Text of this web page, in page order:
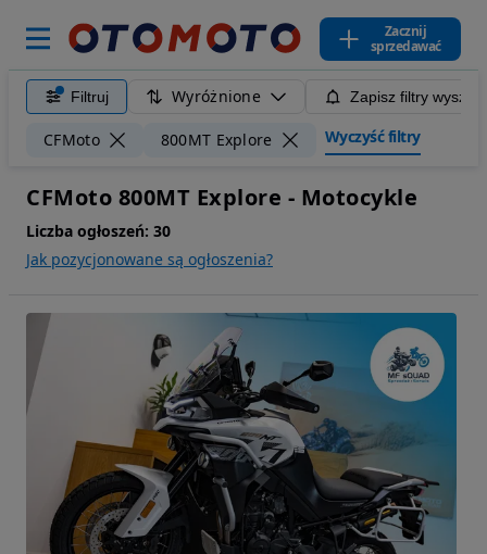
Zacznij
sprzedawać
Filtruj Wyróżnione Zapisz filtry
CFMoto 800MT Explore Wyczyść filtry
CFMoto 800MT Explore - Motocykle
Liczba ogłoszeń: 30
Jak pozycjonowane są ogłoszenia?